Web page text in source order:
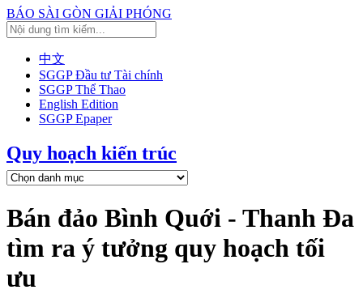
BÁO SÀI GÒN GIẢI PHÓNG
中文
SGGP Đầu tư Tài chính
SGGP Thể Thao
English Edition
SGGP Epaper
Quy hoạch kiến trúc
Bán đảo Bình Quới - Thanh Đa
tìm ra ý tưởng quy hoạch tối
ưu